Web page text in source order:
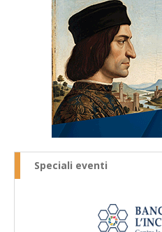
Speciali eventi